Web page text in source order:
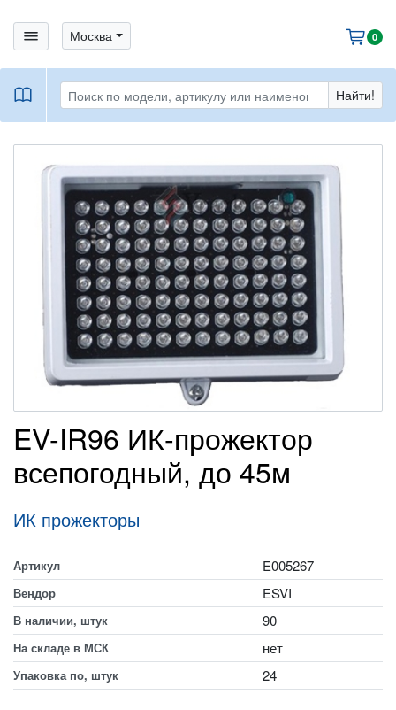
bars Москва cart 0
book Найти!
EV-IR96 ИК-прожектор
всепогодный, до 45м
ИК прожекторы
Артикул E005267
Вендор ESVI
В наличии, штук 90
На складе в МСК нет
Упаковка по, штук 24